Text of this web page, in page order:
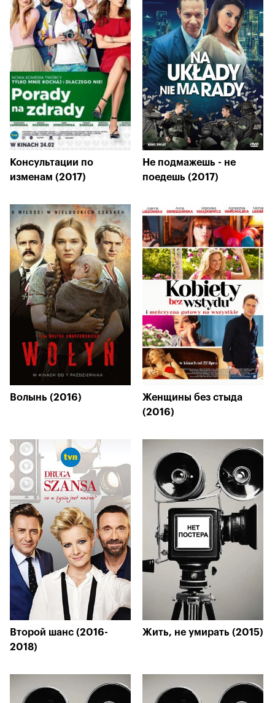
Консультации по
изменам (2017)
Не подмажешь - не
поедешь (2017)
Волынь (2016)
Женщины без стыда
(2016)
Второй шанс (2016-
2018)
Жить, не умирать (2015)